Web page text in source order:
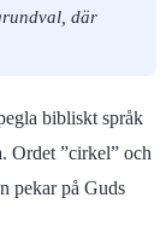
där
bibliskt språk
Ordet ”cirkel” och
pekar på Guds